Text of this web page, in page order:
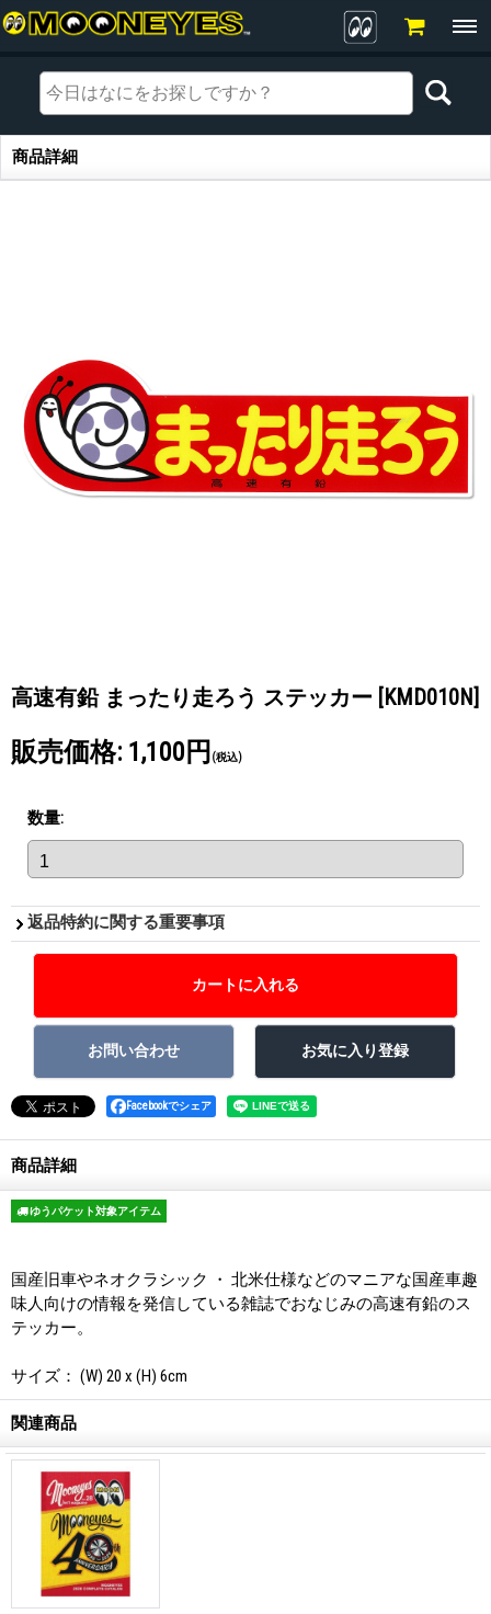
商品詳細
商品詳細
高速有鉛 まったり走ろう ステッカー [KMD010N]
販売価格: 1,100円 (税込)
数量:
返品特約に関する重要事項
Facebookでシェア
商品詳細
ゆうパケット対象アイテム
国産旧車やネオクラシック ・ 北米仕様などのマニアな国産車趣
味人向けの情報を発信している雑誌でおなじみの高速有鉛のス
テッカー。
サイズ： (W) 20 x (H) 6cm
関連商品